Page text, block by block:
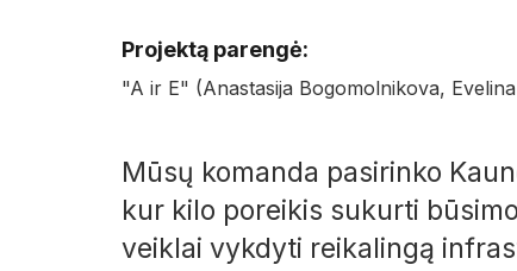
Projektą parengė:
"A ir E" (Anastasija Bogomolnikova,
Mūsų komanda pasirinko
kur kilo poreikis sukurti
veiklai vykdyti reikalingą